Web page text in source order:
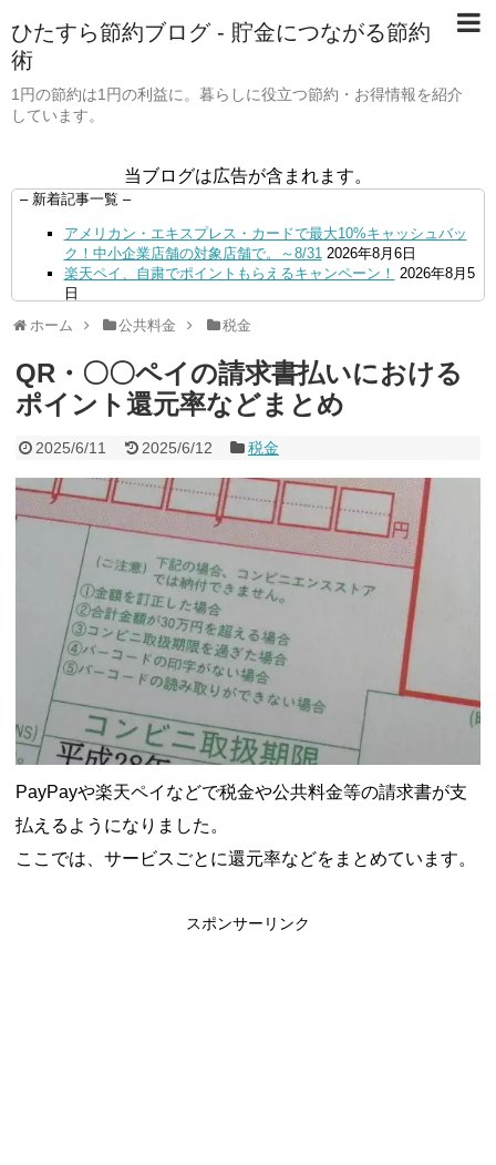
ひたすら節約ブログ - 貯金につながる節約
術
1円の節約は1円の利益に。暮らしに役立つ節約・お得情報を紹介
しています。
当ブログは広告が含まれます。
– 新着記事一覧 –
アメリカン・エキスプレス・カードで最大10%キャッシュバッ
ク！中小企業店舗の対象店舗で。～8/31 2026年8月6日
楽天ペイ、自粛でポイントもらえるキャンペーン！ 2026年8月5
日
元！
2026年8月5日
ードチャージすると5%還元に！ 2026年8月4日
PayPayで500ptもらえる！対象地銀の口座追加などの条件達成
で。9/30まで 2026年8月4日
ント最大10％還元！さらにVカードクーポンも併用可
ドコモSMTBネット銀行への振込で最大10,000円あたる抽選キ
ャンペーン！8/31まで 2026年8月3日
ドコモの銀行で預金残高を10万円以上増加で最大10億dポイント
山分けキャンペーン！～10/31 2026年8月3日
デジタルギフト改悪でいろいろ手数料徴収へ！8/3～ 2026年8月
1日
PayPayポイント→Vポイント交換でストア限定の制限を消す方
法 2026年8月1日
Vポイントpay利用で最大10%還元！8/31まで
2026年8月1日
V NEOBANK改悪！還元率1.25%に、チャージ系対象外へ！11
2026年8月1日
ドットマネーが再開！8/12から。でも未完了のポイント有効期
限が8月末まで？ 2026年7月31日
【2026年夏】dポイント交換キャンペーンが見逃せない！最大
au PAY 残高チャージで最大10000円もらえる！じぶん銀行から
ホーム 公共料金 税金
QR・〇〇ペイの請求書払いにおける
ポイント還元率などまとめ
2025/6/11 2025/6/12 税金
PayPayや楽天ペイなどで税金や公共料金等の請求書が支
払えるようになりました。
ここでは、サービスごとに還元率などをまとめています。
スポンサーリンク